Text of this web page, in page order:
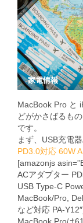
家電情報
MacBook Pro と
どがかさばるも
です。
まず、USB充電
PD3.0対応 60W
[amazonjs
ACアダプター
USB Type-C
MacBook/Pro,
など対応 PA-